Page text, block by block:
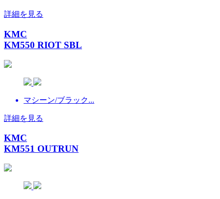
詳細を見る
KMC
KM550 RIOT SBL
マシーン/ブラック...
詳細を見る
KMC
KM551 OUTRUN